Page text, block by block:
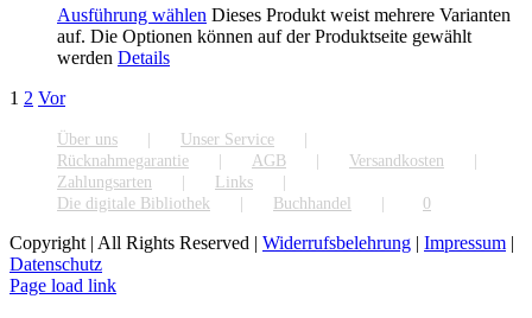
Ausführung wählen Dieses Produkt weist mehrere Varianten
auf. Die Optionen können auf der Produktseite gewählt
werden Details
1 2 Vor
Über uns
Unser Service
Rücknahmegarantie
AGB
Versandkosten
Zahlungsarten
Links
Die digitale Bibliothek
Buchhandel 0
Copyright | All Rights Reserved | Widerrufsbelehrung | Impressum |
Datenschutz
Page load link